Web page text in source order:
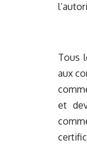
Tous
aux
et